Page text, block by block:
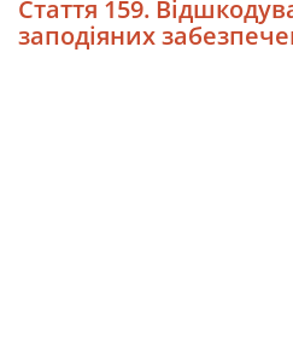
Стаття 159.
заподіяних